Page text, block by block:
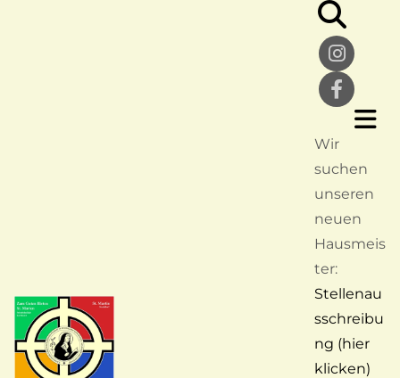
Wir
suchen
unseren
neuen
Hausmeis
ter:
Stellenau
sschreibu
ng (hier
klicken)